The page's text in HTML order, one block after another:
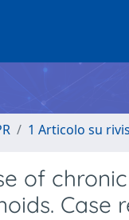
1 Articolo su
of
Case